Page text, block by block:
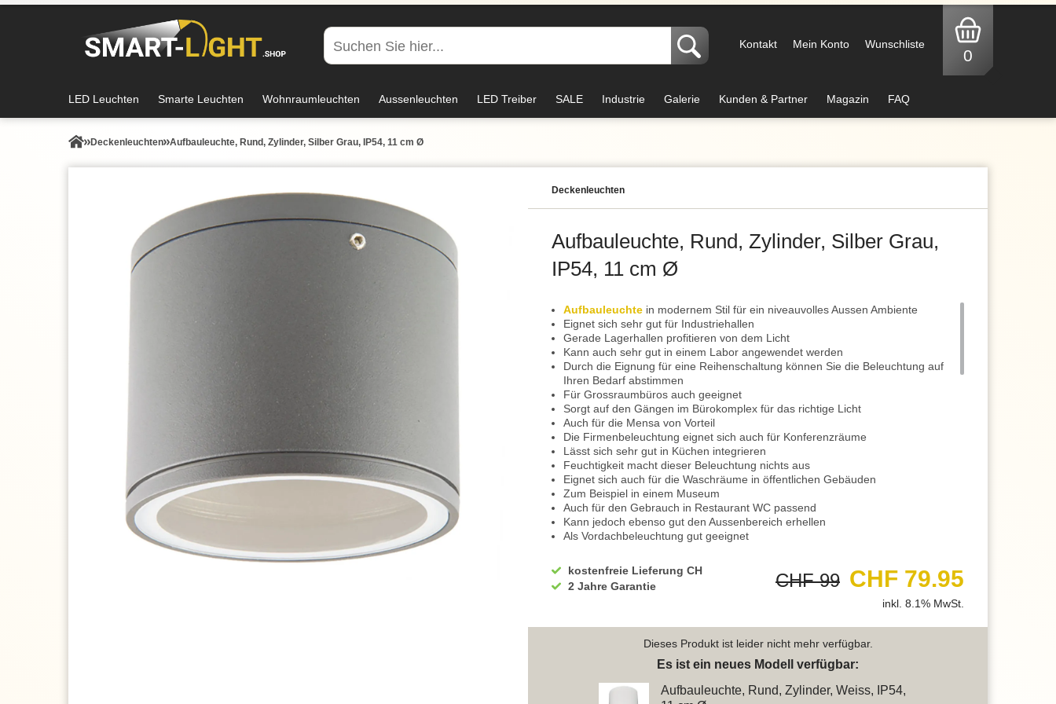
Kontakt Mein Konto Wunschliste
0
LED Leuchten Smarte Leuchten Wohnraumleuchten Aussenleuchten LED Treiber SALE Industrie Galerie Kunden & Partner Magazin FAQ
Decken­leuchten Aufbauleuchte, Rund, Zylinder, Silber Grau, IP54, 11 cm Ø
Decken­leuchten
Aufbauleuchte, Rund, Zylinder, Silber Grau,
IP54, 11 cm Ø
Aufbauleuchte in modernem Stil für ein niveauvolles Aussen Ambiente
Eignet sich sehr gut für Industriehallen
Gerade Lagerhallen profitieren von dem Licht
Kann auch sehr gut in einem Labor angewendet werden
Durch die Eignung für eine Reihenschaltung können Sie die Beleuchtung auf
Ihren Bedarf abstimmen
Für Grossraumbüros auch geeignet
Sorgt auf den Gängen im Bürokomplex für das richtige Licht
Auch für die Mensa von Vorteil
Die Firmenbeleuchtung eignet sich auch für Konferenzräume
Lässt sich sehr gut in Küchen integrieren
Feuchtigkeit macht dieser Beleuchtung nichts aus
Eignet sich auch für die Waschräume in öffentlichen Gebäuden
Zum Beispiel in einem Museum
Auch für den Gebrauch in Restaurant WC passend
Kann jedoch ebenso gut den Aussenbereich erhellen
Als Vordachbeleuchtung gut geeignet
Für Hotel Balkone ebenfalls sehr gut geeignet
Sorgt auch auf dem überdachten Balkon Zuhause ein angenehmes Licht
Bietet auf Ihrer Terrasse ein ebenso solides Licht
Auch für den Kellergang geeignet
Eignet sich für den Vorraum der Sauna
Für die Umkleidekabinen ebenfalls geeignet
kostenfreie Lieferung CH
2 Jahre Garantie
CHF 99 CHF 79.95
inkl. 8.1% MwSt.
Dieses Produkt ist leider nicht mehr verfügbar.
Es ist ein neues Modell verfügbar:
Aufbauleuchte, Rund, Zylinder, Weiss, IP54,